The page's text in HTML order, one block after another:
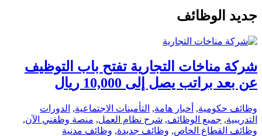
جديد الوظائف
شركة مناخات التجارية تفتح باب التوظيف
عن بعد براتب يصل إلى 10,000 ريال
وظائف حكومية, أخبار هامة, التأمينات الاجتماعية, الدورات
التدريبية, جميع الوظائف, شرح نظام العمل, منصة وظفني الآن,
وظائف القطاع الخاص, وظائف جديدة, وظائف مدنية